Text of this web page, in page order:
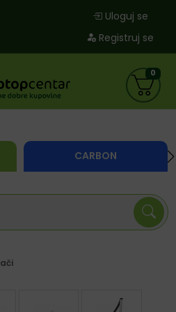
Uloguj se
Registruj se
CARBON
0